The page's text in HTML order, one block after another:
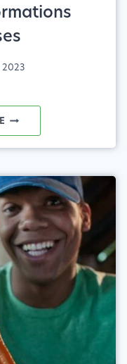
LES
DONNÉES
DANS
L'AGRICULTURE
:
TRANSFORMER
LES
IMAGES
EN
INFORMATIONS
PRÉCIEUSES